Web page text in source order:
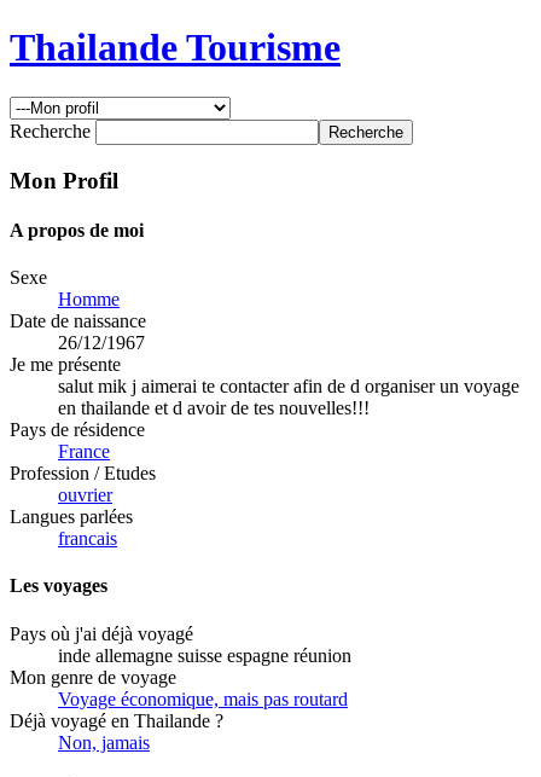
Thailande Tourisme
Recherche
Mon Profil
A propos de moi
Sexe
Homme
Date de naissance
26/12/1967
Je me présente
salut mik j aimerai te contacter afin de d organiser un voyage
en thailande et d avoir de tes nouvelles!!!
Pays de résidence
France
Profession / Etudes
ouvrier
Langues parlées
francais
Les voyages
Pays où j'ai déjà voyagé
inde allemagne suisse espagne réunion
Mon genre de voyage
Voyage économique, mais pas routard
Déjà voyagé en Thailande ?
Non, jamais